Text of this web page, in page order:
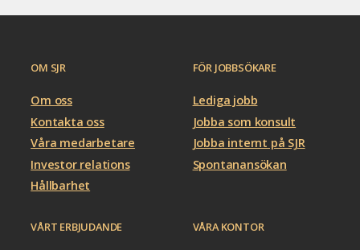
OM SJR
Om oss
Kontakta oss
Våra medarbetare
Investor relations
Hållbarhet
FÖR JOBBSÖKARE
Lediga jobb
Jobba som konsult
Jobba internt på SJR
Spontanansökan
VÅRT ERBJUDANDE VÅRA KONTOR